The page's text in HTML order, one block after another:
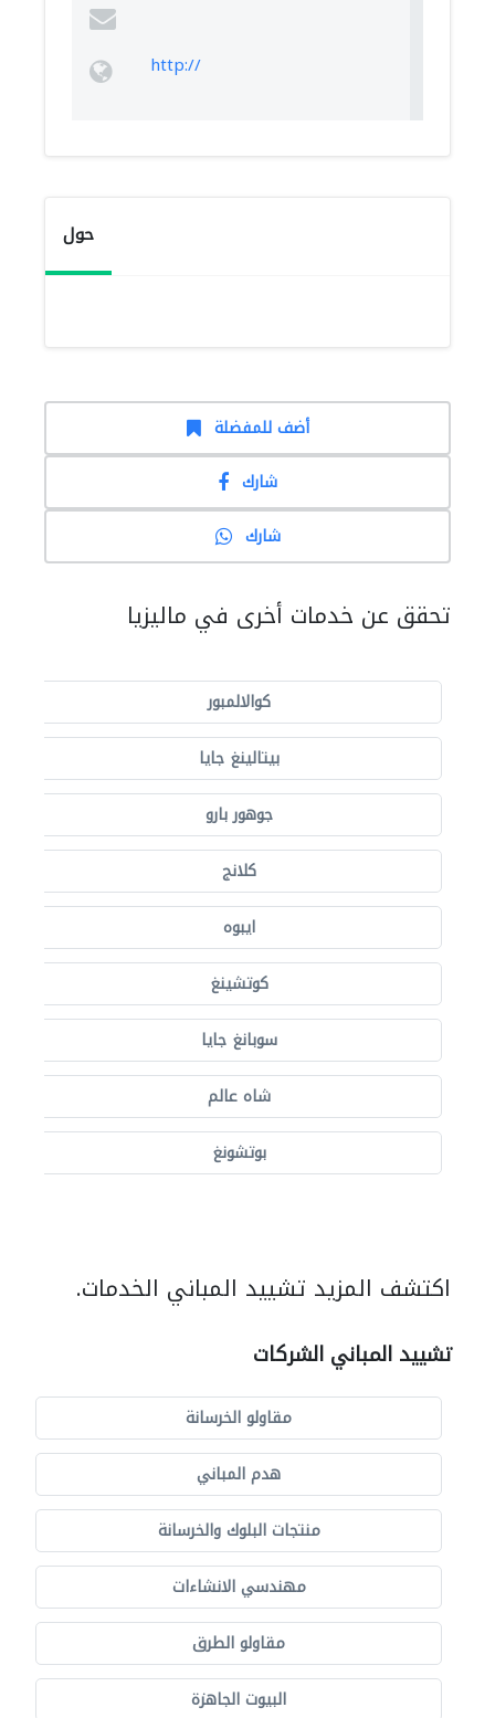
http://
حول
أضف للمفضلة
شارك
شارك
تحقق عن خدمات أخرى في ماليزيا
كوالالمبور
بيتالينغ جايا
جوهور بارو
كلانج
ايبوه
كوتشينغ
سوبانغ جايا
شاه عالم
بوتشونغ
اكتشف المزيد تشييد المباني الخدمات.
تشييد المباني الشركات
مقاولو الخرسانة
هدم المباني
منتجات البلوك والخرسانة
مهندسي الانشاءات
مقاولو الطرق
البيوت الجاهزة